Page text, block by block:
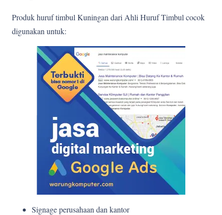
Produk huruf timbul Kuningan dari Ahli Huruf Timbul cocok
digunakan untuk:
Signage perusahaan dan kantor